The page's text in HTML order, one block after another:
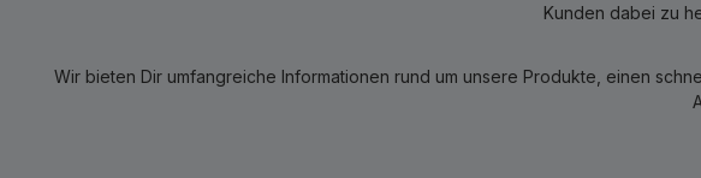
Kunden dabei zu
Wir bieten Dir umfangreiche Informationen rund um unsere Produkte, einen